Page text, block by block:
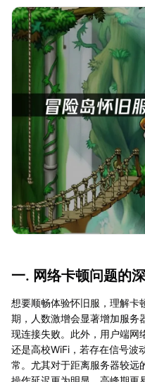
一. 网络卡顿问题的
想要顺畅体验怀旧服，理解卡
期，人数激增会显著增加服务
现连接失败。此外，用户端
还是高校WiFi，若存在信号波
常。尤其对于距离服务器较远